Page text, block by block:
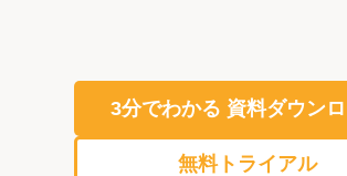
3分でわかる 資料ダウン
無料トライアル